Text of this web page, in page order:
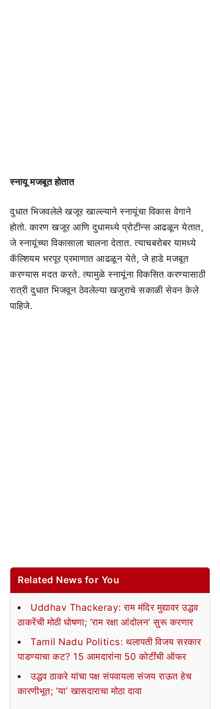
स्नायू मजबूत होतात
दुधात भिजवलेले खजूर खाल्ल्याने स्नायूंचा विकास वेगाने
होतो. कारण खजूर आणि दुधामध्ये प्रोटीन्स आढळून येतात,
जे स्नायूंच्या विकासाला चालना देतात. त्याचबरोबर यामध्ये
कॅल्शियम भरपूर प्रमाणात आढळून येते, जे हाडे मजबूत
करण्यास मदत करते. त्यामुळे स्नायूंना विकसित करण्यासाठी
रात्री दुधात भिजवून ठेवलेल्या खजुराचे सकाळी सेवन केले
पाहिजे.
Related News for You
Uddhav Thackeray: राम मंदिर मुद्यावर उद्धव
ठाकरेंची मोठी घोषणा; ‘राम रक्षा आंदोलन’ सुरू करणार
Tamil Nadu Politics: थलापती विजय सरकार
पाडण्याचा कट? 15 आमदारांना 50 कोटींची ऑफर
उद्धव ठाकरे यांचा पक्ष संपवायला संजय राऊत हेच
कारणीभूत; ‘या’ खासदाराचा मोठा दावा